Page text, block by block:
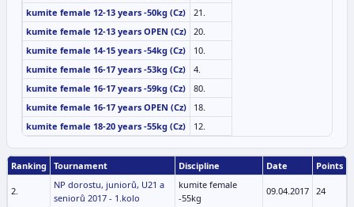
kumite female 12-13 years -50kg (Cz)
21.
kumite female 12-13 years OPEN (Cz) 20.
kumite female 14-15 years -54kg (Cz)
10.
kumite female 16-17 years -53kg (Cz)
4.
kumite female 16-17 years -59kg (Cz)
80.
kumite female 16-17 years OPEN (Cz)
18.
kumite female 18-20 years -55kg (Cz)
12.
Ranking Tournament Discipline Date Points
2.
NP dorostu, juniorů, U21 a
seniorů 2017 - 1.kolo
kumite female
-55kg
09.04.2017 24